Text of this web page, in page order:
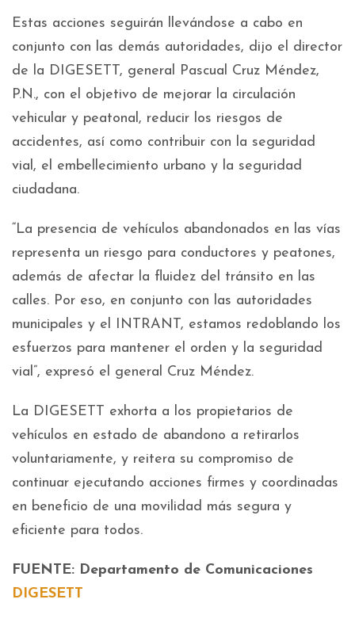
Estas acciones seguirán llevándose a cabo en
conjunto con las demás autoridades, dijo el director
de la DIGESETT, general Pascual Cruz Méndez,
P.N., con el objetivo de mejorar la circulación
vehicular y peatonal, reducir los riesgos de
accidentes, así como contribuir con la seguridad
vial, el embellecimiento urbano y la seguridad
ciudadana.
“La presencia de vehículos abandonados en las vías
representa un riesgo para conductores y peatones,
además de afectar la fluidez del tránsito en las
calles. Por eso, en conjunto con las autoridades
municipales y el INTRANT, estamos redoblando los
esfuerzos para mantener el orden y la seguridad
vial”, expresó el general Cruz Méndez.
La DIGESETT exhorta a los propietarios de
vehículos en estado de abandono a retirarlos
voluntariamente, y reitera su compromiso de
continuar ejecutando acciones firmes y coordinadas
en beneficio de una movilidad más segura y
eficiente para todos.
FUENTE: Departamento de Comunicaciones
DIGESETT